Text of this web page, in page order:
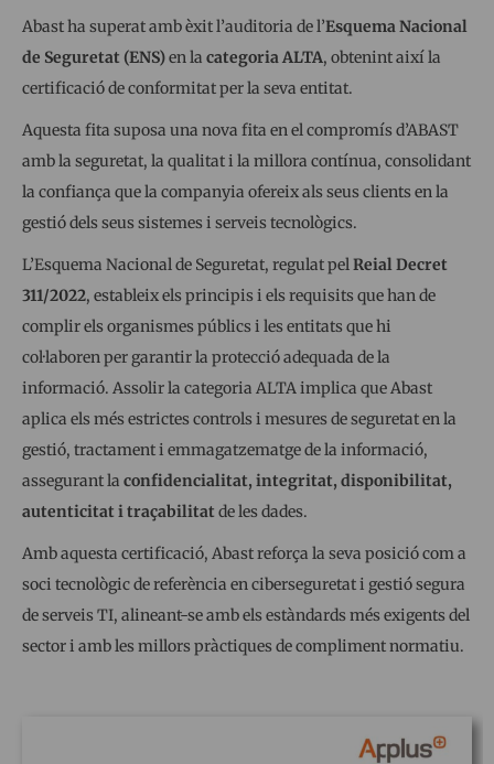
Abast ha superat amb èxit l’auditoria de l’Esquema Nacional
de Seguretat (ENS)en la categoria ALTA, obtenint així la
certificació de conformitat per la seva entitat.
Aquesta fita suposa una nova fita en el compromís d’ABAST
amb la seguretat, la qualitat i la millora contínua, consolidant
la confiança que la companyia ofereix als seus clients en la
gestió dels seus sistemes i serveis tecnològics.
L’Esquema Nacional de Seguretat, regulat pelReial Decret
311/2022, estableix els principis i els requisits que han de
complir els organismes públics i les entitats que hi
col·laboren per garantir la protecció adequada de la
informació. Assolir la categoria ALTA implica que Abast
aplica els més estrictes controls i mesures de seguretat en la
gestió, tractament i emmagatzematge de la informació,
assegurant la confidencialitat, integritat, disponibilitat,
autenticitat i traçabilitat de les dades.
Amb aquesta certificació, Abast reforça la seva posició com a
soci tecnològic de referència en ciberseguretat i gestió segura
de serveis TI, alineant-se amb els estàndards més exigents del
sector i amb les millors pràctiques de compliment normatiu.